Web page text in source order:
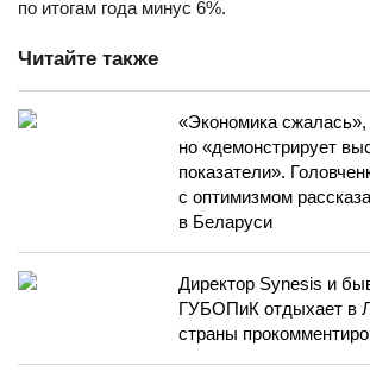
по итогам года минус 6%.
Читайте также
«Экономика сжалась»,
но «демонстрирует
показатели».
с оптимизмом
в Беларуси
Директор Synesis и
ГУБОПиК отдыхает в
страны